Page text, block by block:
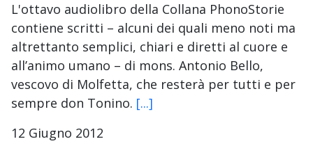
L'ottavo audiolibro della Collana PhonoStorie
contiene scritti – alcuni dei quali meno noti ma
altrettanto semplici, chiari e diretti al cuore e
all’animo umano – di mons. Antonio Bello,
vescovo di Molfetta, che resterà per tutti e per
sempre don Tonino. [...]
12 Giugno 2012